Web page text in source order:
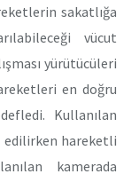
sakatlığa
vücut
yürütücüleri
en doğru
Kullanılan
edilirken hareketli
kamerada